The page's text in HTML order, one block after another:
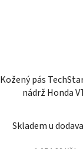
Kožený pás
nádrž Honda
Skladem u